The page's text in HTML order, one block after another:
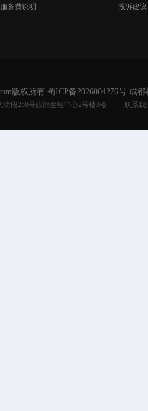
服务费说明
投诉建议
版权所有 蜀ICP备2026004276号 成都
段258号西部金融中心2号楼3楼 联系我